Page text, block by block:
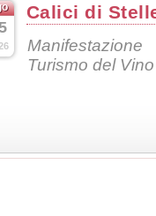
Calici di
Turismo del